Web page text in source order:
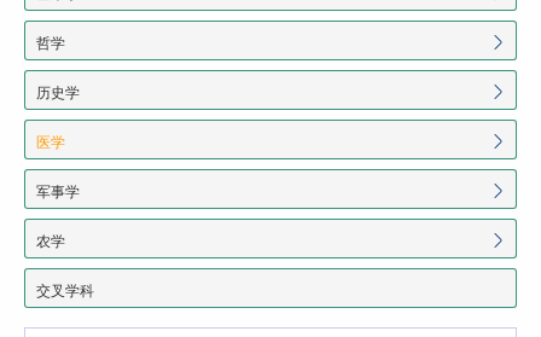
哲学
历史学
医学
军事学
农学
交叉学科